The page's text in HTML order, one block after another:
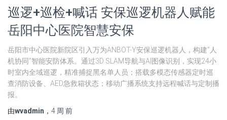
巡逻+巡检+喊话 安保巡逻机器人赋能
岳阳中心医院智慧安保
岳阳市中心医院新院区引入万为ANBOT-Y安保巡逻机器人，构建”人
机协同”智能安防体系。通过3D SLAM导航与AI图像识别，实现24小
时室内全域巡逻，精准捕捉黑名单人员；搭载多模态传感器定时巡
查消防设备、AED急救箱状态；移动广播系统支持远程喊话与定制播
报。
由wvadmin ， 4 周 前